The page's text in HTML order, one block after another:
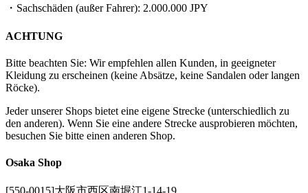
・Sachschäden (außer Fahrer): 2.000.000 JPY
ACHTUNG
Bitte beachten Sie: Wir empfehlen allen Kunden, in geeigneter
Kleidung zu erscheinen (keine Absätze, keine Sandalen oder langen
Röcke).
Jeder unserer Shops bietet eine eigene Strecke (unterschiedlich zu
den anderen). Wenn Sie eine andere Strecke ausprobieren möchten,
besuchen Sie bitte einen anderen Shop.
Osaka Shop
[550-0015]大阪市西区南堀江1-14-19